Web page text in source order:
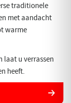
traditionele
met aandacht
warme
laat u verrassen
heeft.